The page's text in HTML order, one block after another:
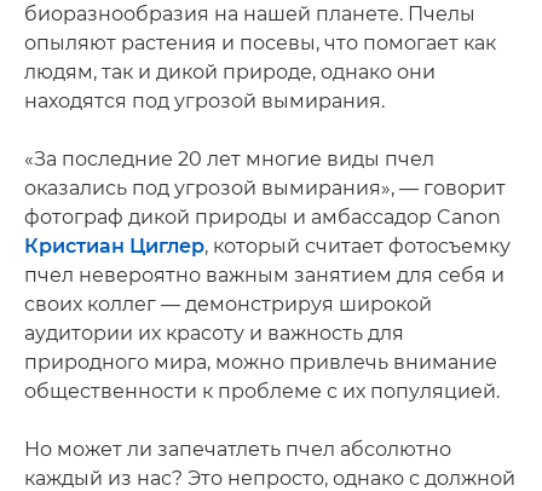
биоразнообразия на нашей планете. Пчелы
опыляют растения и посевы, что помогает как
людям, так и дикой природе, однако они
находятся под угрозой вымирания.
«За последние 20 лет многие виды пчел
оказались под угрозой вымирания», — говорит
фотограф дикой природы и амбассадор Canon
Кристиан Циглер, который считает фотосъемку
пчел невероятно важным занятием для себя и
своих коллег — демонстрируя широкой
аудитории их красоту и важность для
природного мира, можно привлечь внимание
общественности к проблеме с их популяцией.
Но может ли запечатлеть пчел абсолютно
каждый из нас? Это непросто, однако с должной